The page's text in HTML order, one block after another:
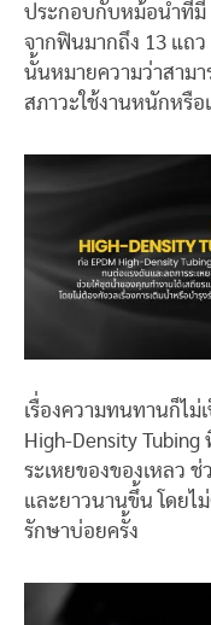
ประกอบกับหม้อน้ำที่มี
จากฟินมากถึง 13 แถว
นั้นหมายความว่าสาม
สภาวะใช้งานหนักหรือ
เรื่องความทนทานก็ไม่
High-Density
ระเหยของของเหลว
และยาวนานขึ้น โดยไ
รักษาบ่อยครั้ง